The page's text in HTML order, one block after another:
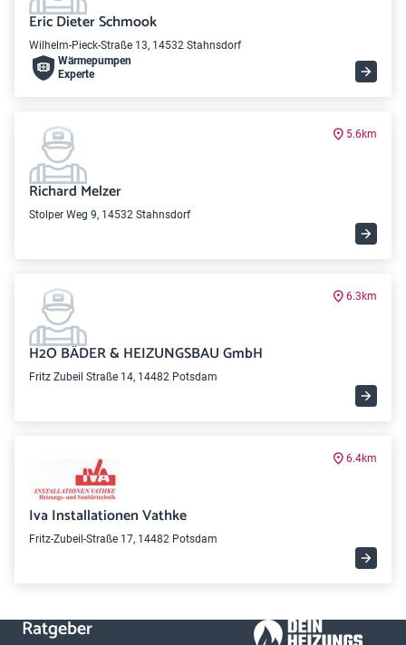
Eric Dieter Schmook
Wilhelm-Pieck-Straße 13, 14532 Stahnsdorf
Wärme­pumpen
Experte
5.6km
Richard Melzer
Stolper Weg 9, 14532 Stahnsdorf
6.3km
H2O BÄDER & HEIZUNGSBAU GmbH
Fritz Zubeil Straße 14, 14482 Potsdam
6.4km
Iva Installationen Vathke
Fritz-Zubeil-Straße 17, 14482 Potsdam
Ratgeber